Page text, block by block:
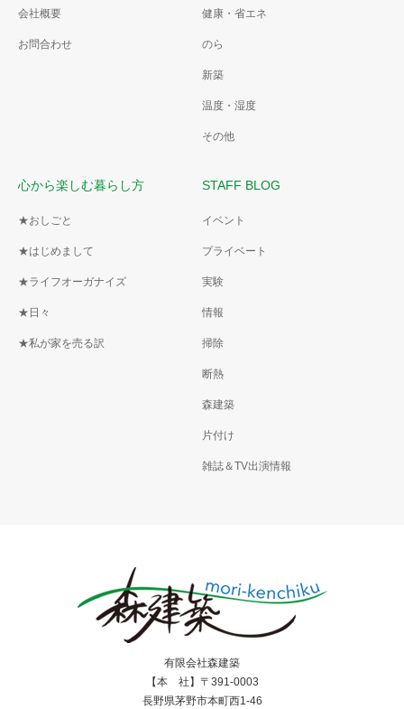
会社概要
お問合わせ
健康・省エネ
のら
新築
温度・湿度
その他
心から楽しむ暮らし方
★おしごと
★はじめまして
★ライフオーガナイズ
★日々
★私が家を売る訳
STAFF BLOG
イベント
プライベート
実験
情報
掃除
断熱
森建築
片付け
雑誌＆TV出演情報
有限会社森建築
【本 社】〒391-0003
長野県茅野市本町西1-46